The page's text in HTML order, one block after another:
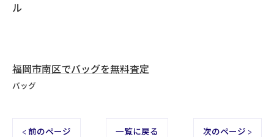
ル
福岡市南区でバッグを無料査定
バッグ
< 前のページ 一覧に戻る 次のページ >